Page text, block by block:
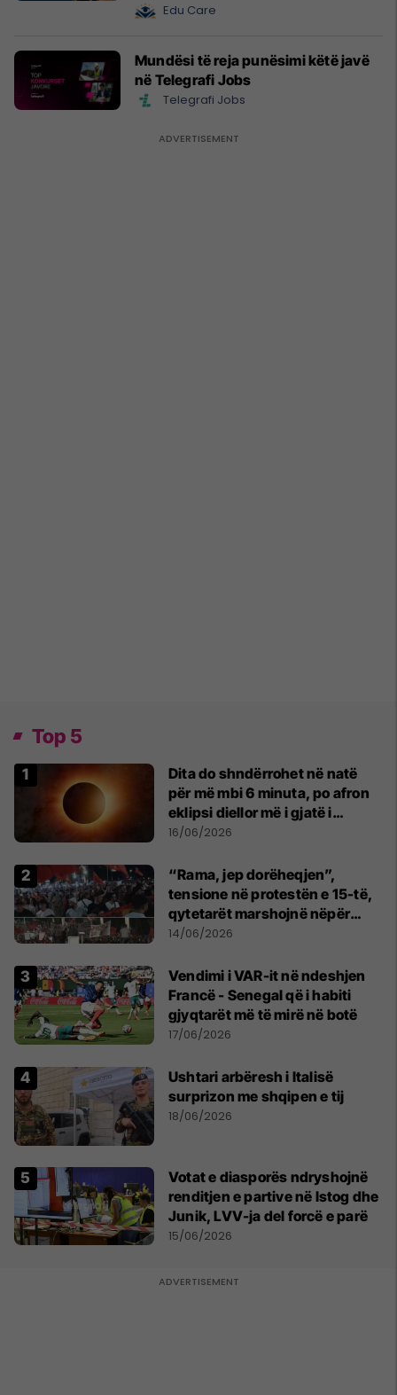
Edu Care
Mundësi të reja punësimi këtë javë
në Telegrafi Jobs
Telegrafi Jobs
Top 5
Dita do shndërrohet në natë
për më mbi 6 minuta, po afron
eklipsi diellor më i gjatë i
shekullit të 21-të
16/06/2026
“Rama, jep dorëheqjen”,
tensione në protestën e 15-të,
qytetarët marshojnë nëpër
kryeqytet
14/06/2026
Vendimi i VAR-it në ndeshjen
Francë - Senegal që i habiti
gjyqtarët më të mirë në botë
17/06/2026
Ushtari arbëresh i Italisë
surprizon me shqipen e tij
18/06/2026
Votat e diasporës ndryshojnë
renditjen e partive në Istog dhe
Junik, LVV-ja del forcë e parë
15/06/2026